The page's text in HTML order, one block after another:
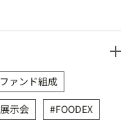
ファンド組成
展示会
FOODEX